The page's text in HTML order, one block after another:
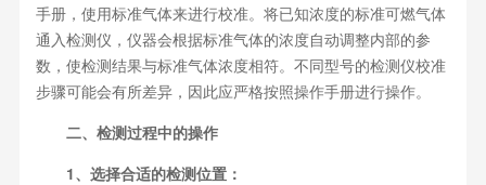
手册，使用标准气体来进行校准。将已知浓度的标准可燃气体
通入检测仪，仪器会根据标准气体的浓度自动调整内部的参
数，使检测结果与标准气体浓度相符。不同型号的检测仪校准
步骤可能会有所差异，因此应严格按照操作手册进行操作。
二、检测过程中的操作
1、选择合适的检测位置：